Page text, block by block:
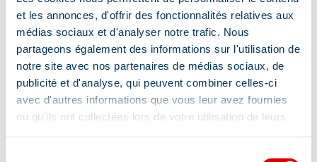
et les annonces, d'offrir des fonctionnalités relatives aux
médias sociaux et d'analyser notre trafic. Nous
partageons également des informations sur l'utilisation de
notre site avec nos partenaires de médias sociaux, de
publicité et d'analyse, qui peuvent combiner celles-ci
avec d'autres informations que vous leur avez fournies
ou qu'ils ont collectées lors de votre utilisation de leurs
Adres